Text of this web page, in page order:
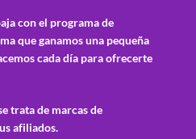
con el programa de
que ganamos una pequeña
cada día para ofrecerte
trata de marcas de
afiliados.